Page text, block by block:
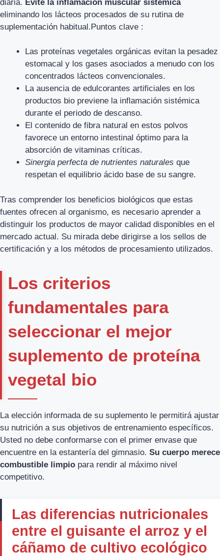
diaria. Evite la inflamación muscular sistémica
eliminando los lácteos procesados de su rutina de
suplementación habitual.Puntos clave :
Las proteínas vegetales orgánicas evitan la pesadez
estomacal y los gases asociados a menudo con los
concentrados lácteos convencionales.
La ausencia de edulcorantes artificiales en los
productos bio previene la inflamación sistémica
durante el periodo de descanso.
El contenido de fibra natural en estos polvos
favorece un entorno intestinal óptimo para la
absorción de vitaminas críticas.
Sinergia perfecta de nutrientes naturales que
respetan el equilibrio ácido base de su sangre.
Tras comprender los beneficios biológicos que estas
fuentes ofrecen al organismo, es necesario aprender a
distinguir los productos de mayor calidad disponibles en el
mercado actual. Su mirada debe dirigirse a los sellos de
certificación y a los métodos de procesamiento utilizados.
Los criterios
fundamentales para
seleccionar el mejor
suplemento de proteína
vegetal bio
La elección informada de su suplemento le permitirá ajustar
su nutrición a sus objetivos de entrenamiento específicos.
Usted no debe conformarse con el primer envase que
encuentre en la estantería del gimnasio. Su cuerpo merece
combustible limpio para rendir al máximo nivel
competitivo.
Las diferencias nutricionales
entre el guisante el arroz y el
cáñamo de cultivo ecológico